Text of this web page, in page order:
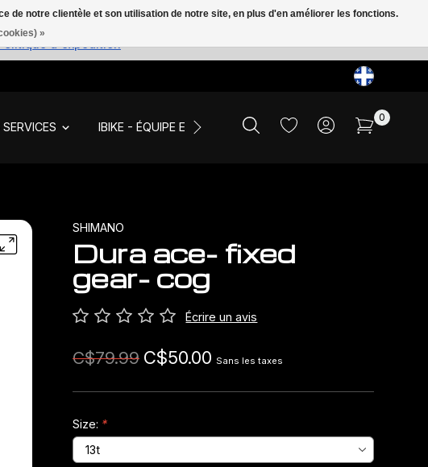
d'expédition
IBIKE - ÉQUIPE ET ÉVÉNEMENTS LIQUIDATION
0
SHIMANO
Dura ace- fixed
gear- cog
Écrire un avis
C$79.99 C$50.00 Sans les taxes
Size: *
de notre clientèle et son utilisation de notre site, en plus d'en améliorer les fonctions.
»